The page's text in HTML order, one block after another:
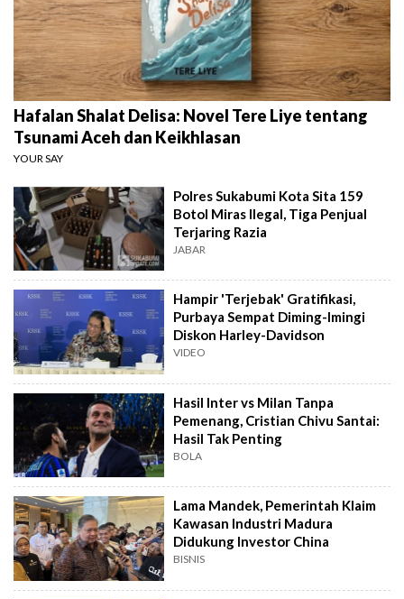
Hafalan Shalat Delisa: Novel Tere Liye tentang
Tsunami Aceh dan Keikhlasan
YOUR SAY
Polres Sukabumi Kota Sita 159
Botol Miras Ilegal, Tiga Penjual
Terjaring Razia
JABAR
Hampir 'Terjebak' Gratifikasi,
Purbaya Sempat Diming-Imingi
Diskon Harley-Davidson
VIDEO
Hasil Inter vs Milan Tanpa
Pemenang, Cristian Chivu Santai:
Hasil Tak Penting
BOLA
Lama Mandek, Pemerintah Klaim
Kawasan Industri Madura
Didukung Investor China
BISNIS